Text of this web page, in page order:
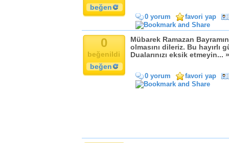
beğen
0 yorum favori yap
0
beğenildi
beğen
Mübarek Ramazan
olmasını dileriz. Bu hayırlı
Dualarınızı eksik etmeyin... »
0 yorum favori yap